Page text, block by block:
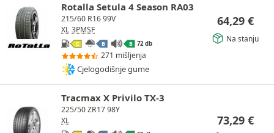
Rotalla Setula 4 Season RA03
215/60 R16 99V
XL 3PMSF
C B B 72 db
271 mišljenja
Cjelogodišnje gume
64,29 €
Na stanju
Tracmax X Privilo TX-3
225/50 ZR17 98Y
XL
73,29 €